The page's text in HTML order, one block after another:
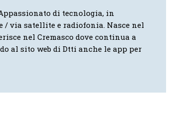
di tecnologia, in
via satellite e radiofonia. Nasce nel
nel Cremasco dove continua a
al sito web di Dtti anche le app per